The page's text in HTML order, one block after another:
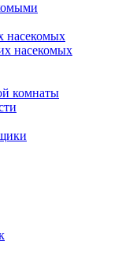
насекомых
насекомых
комнаты